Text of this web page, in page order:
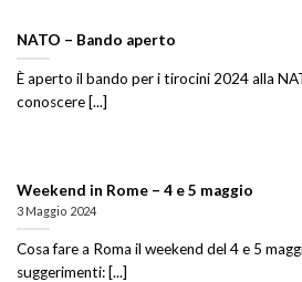
NATO – Bando aperto
È aperto il bando per i tirocini 2024 alla
conoscere [...]
Weekend in Rome – 4 e 5 maggio
3 Maggio 2024
Cosa fare a Roma il weekend del 4 e 5
suggerimenti: [...]